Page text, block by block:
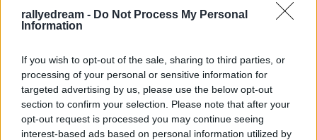
rallyedream - Do Not Process My Personal
Information
If you wish to opt-out of the sale, sharing to third parties, or
processing of your personal or sensitive information for
targeted advertising by us, please use the below opt-out
section to confirm your selection. Please note that after your
opt-out request is processed you may continue seeing
interest-based ads based on personal information utilized by
most is Alghero városa lesz, míg a csütörtöki két
kilométeres super special házigazdája ezúttal az
all’Ittiri Arena Show.